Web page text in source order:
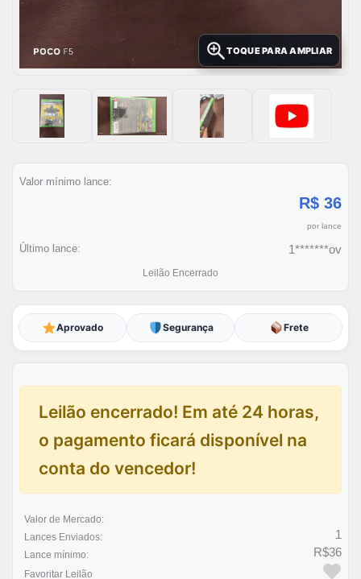
TOQUE PARA AMPLIAR
Valor mínimo lance:
R$ 36
por lance
Último lance: 1*******ov
Leilão Encerrado
Aprovado Segurança Frete
Leilão encerrado! Em até 24 horas,
o pagamento ficará disponível na
conta do vencedor!
Valor de Mercado:
Lances Enviados:
1
Lance mínimo: R$36
Favoritar Leilão